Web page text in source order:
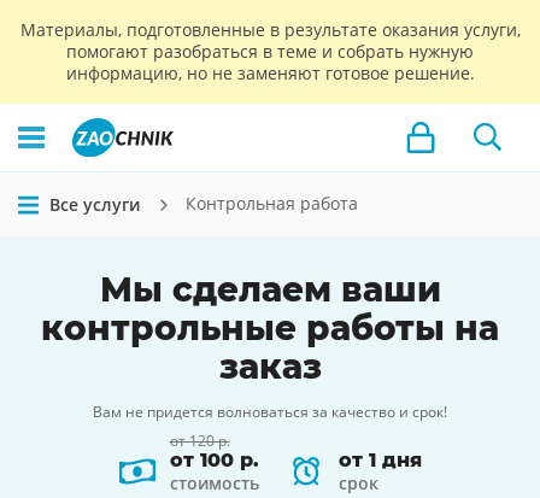
Материалы, подготовленные в результате оказания услуги,
помогают разобраться в теме и собрать нужную
информацию, но не заменяют готовое решение.
Все услуги Контрольная работа
Мы сделаем ваши
контрольные работы на
заказ
Вам не придется волноваться за качество и срок!
от 120 р.
от 100 р.
стоимость
от 1 дня
срок